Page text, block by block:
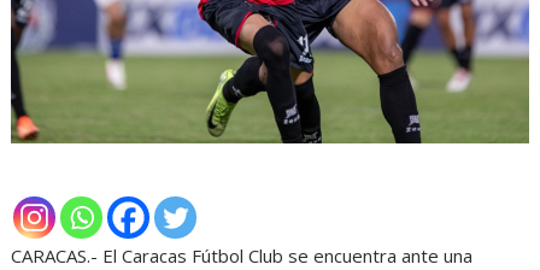
CARACAS.- El Caracas Fútbol Club se encuentra ante una